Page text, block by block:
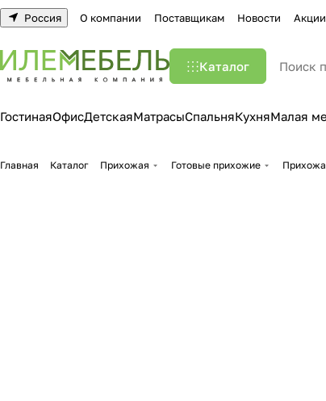
Россия О компании Поставщикам Новости Акции
Каталог
ГостинаяОфисДетскаяМатрасыСпальняКухняМалая
Главная Каталог Прихожая Готовые прихожие